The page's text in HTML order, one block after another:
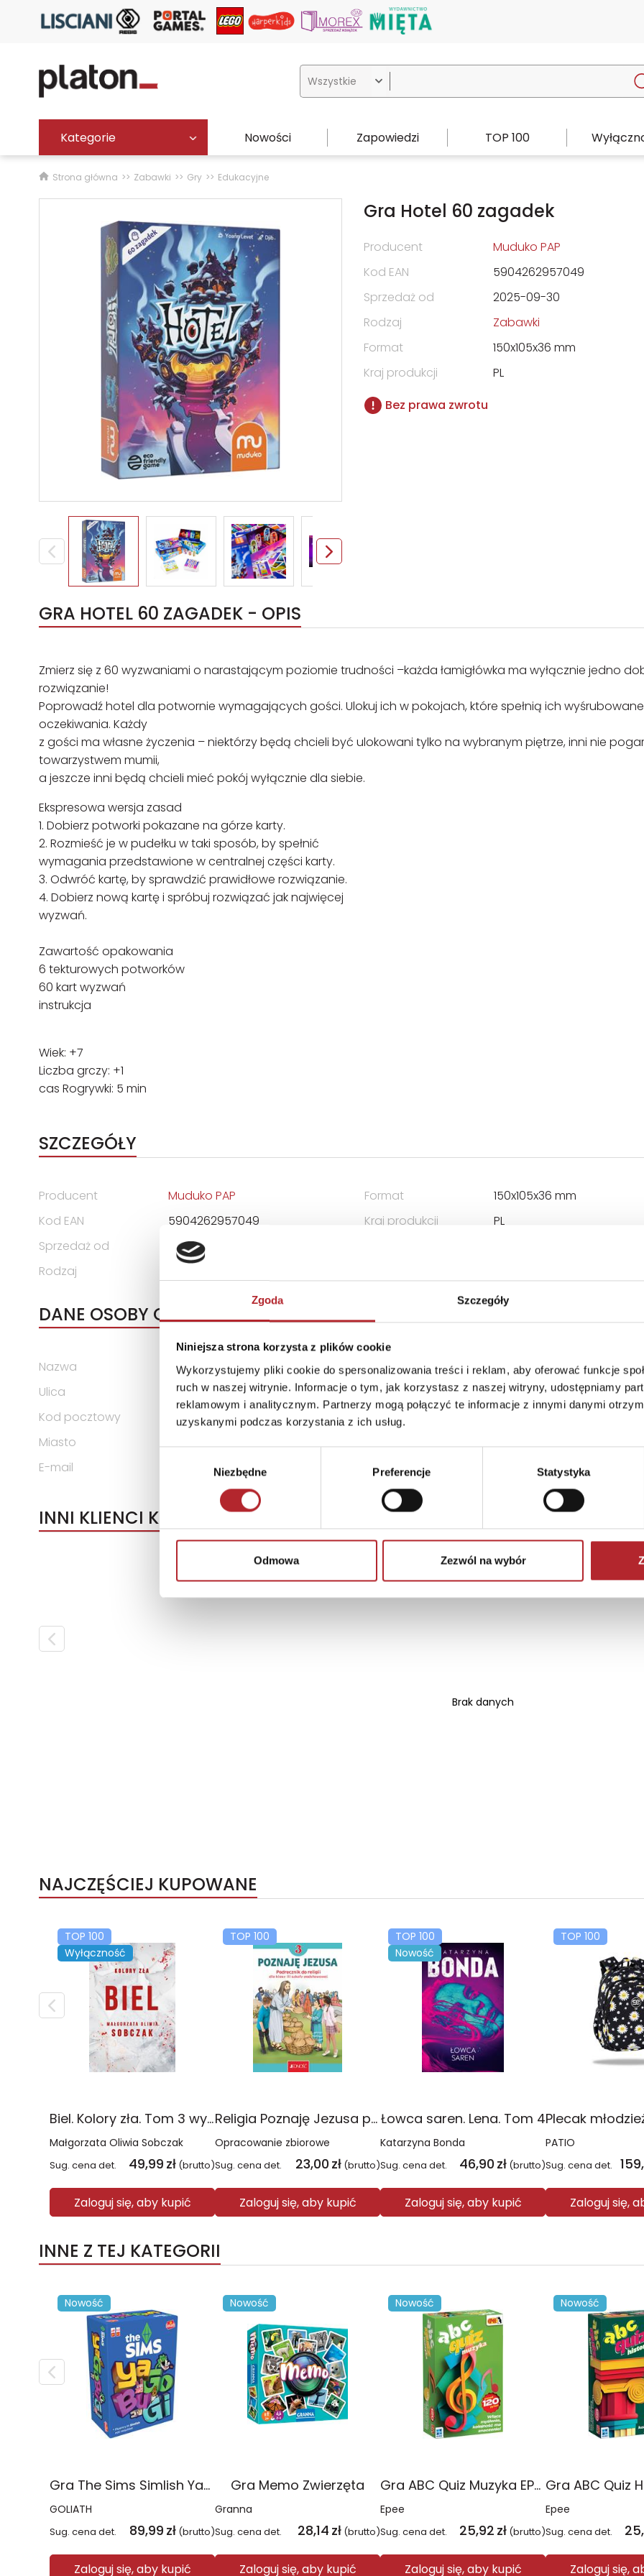
Zgoda Szczegóły
Niniejsza strona korzysta z plików cookie
Wykorzystujemy pliki cookie do spersonalizowania treści i reklam, aby oferować funkcje
ruch w naszej witrynie. Informacje o tym, jak korzystasz z naszej witryny, udostępniamy
reklamowym i analitycznym. Partnerzy mogą połączyć te informacje z innymi danymi
uzyskanymi podczas korzystania z ich usług.
Niezbędne Preferencje Statystyka
Odmowa Zezwól na wybór

Kategorie Nowości Zapowiedzi TOP 100
Strona główna Zabawki Gry Edukacyjne
Gra Hotel 60 zagadek
Producent
Muduko PAP
Kod EAN
5904262957049
Sprzedaż od
2025-09-30
Rodzaj
Zabawki
Format
150x105x36 mm
Kraj produkcji
PL
Bez prawa zwrotu
GRA HOTEL 60 ZAGADEK - OPIS
Zmierz się z 60 wyzwaniami o narastającym poziomie trudności –każda łamigłówka ma wyłącznie jedno
rozwiązanie!
Poprowadź hotel dla potwornie wymagających gości. Ulokuj ich w pokojach, które spełnią ich wyśrubowane
oczekiwania. Każdy
z gości ma własne życzenia – niektórzy będą chcieli być ulokowani tylko na wybranym piętrze, inni nie
towarzystwem mumii,
a jeszcze inni będą chcieli mieć pokój wyłącznie dla siebie.
Ekspresowa wersja zasad
1. Dobierz potworki pokazane na górze karty.
2. Rozmieść je w pudełku w taki sposób, by spełnić
wymagania przedstawione w centralnej części karty.
3. Odwróć kartę, by sprawdzić prawidłowe rozwiązanie.
4. Dobierz nową kartę i spróbuj rozwiązać jak najwięcej
wyzwań.
Zawartość opakowania
6 tekturowych potworków
60 kart wyzwań
instrukcja
Wiek: +7
Liczba grczy: +1
cas Rogrywki: 5 min
SZCZEGÓŁY
Producent
Muduko PAP
Kod EAN
5904262957049
Sprzedaż od
2025-09-30
Rodzaj
Format
150x105x36 mm
Kraj produkcji
PL
DANE OSOBY ODPOWIEDZIALNEJ
Nazwa
Fabryka Kart Trefl-Kraków Sp. z o.o.
Ulica
Podłęże 650
Kod pocztowy
32-003
Miasto
Podłęże
E-mail
firma@trefl.krakow.pl
INNI KLIENCI KUPOWALI
Brak danych
NAJCZĘŚCIEJ KUPOWANE
TOP 100
Wyłączność
Biel. Kolory zła. Tom 3 wyd. 2025
Małgorzata Oliwia Sobczak
Sug. cena det. 49,99 zł (brutto)
Zaloguj się, aby kupić
TOP 100
Religia Poznaję Jezusa podręcznik dla klasy 3 szkoły podstawowej
Opracowanie zbiorowe
Sug. cena det. 23,00 zł (brutto)
Zaloguj się, aby kupić
TOP 100
Nowość
Łowca saren. Lena. Tom 4
Katarzyna Bonda
Sug. cena det. 46,90 zł (brutto)
Zaloguj się, aby kupić
TOP 100
PATIO
Sug. cena det.
Zaloguj się,
INNE Z TEJ KATEGORII
Nowość
Gra The Sims Simlish YaGoBuGi
GOLIATH
Sug. cena det. 89,99 zł (brutto)
Zaloguj się, aby kupić
Nowość
Gra Memo Zwierzęta
Granna
Sug. cena det. 28,14 zł (brutto)
Zaloguj się, aby kupić
Nowość
Gra ABC Quiz Muzyka EP60713
Epee
Sug. cena det. 25,92 zł (brutto)
Zaloguj się, aby kupić
Nowość
Epee
Sug. cena det.
Zaloguj się,